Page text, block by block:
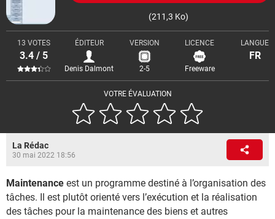
(211,3 Ko)
VOTRE ÉVALUATION
13 VOTES
3.4 / 5
ÉDITEUR
Denis Dalmont
VERSION
2-5
LICENCE
Freeware
LANGUE
FR
La Rédac
30 mai 2022 18:56
Maintenance est un programme destiné à l’organisation des
tâches. Il est plutôt orienté vers l’exécution et la réalisation
des tâches pour la maintenance des biens et autres